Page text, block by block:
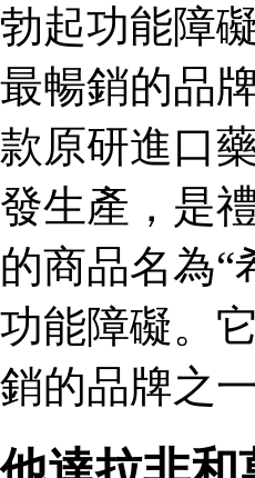
勃起功能障
最暢銷的品
款原研進口
發生產，是
的商品名為“
功能障礙。
銷的品牌之